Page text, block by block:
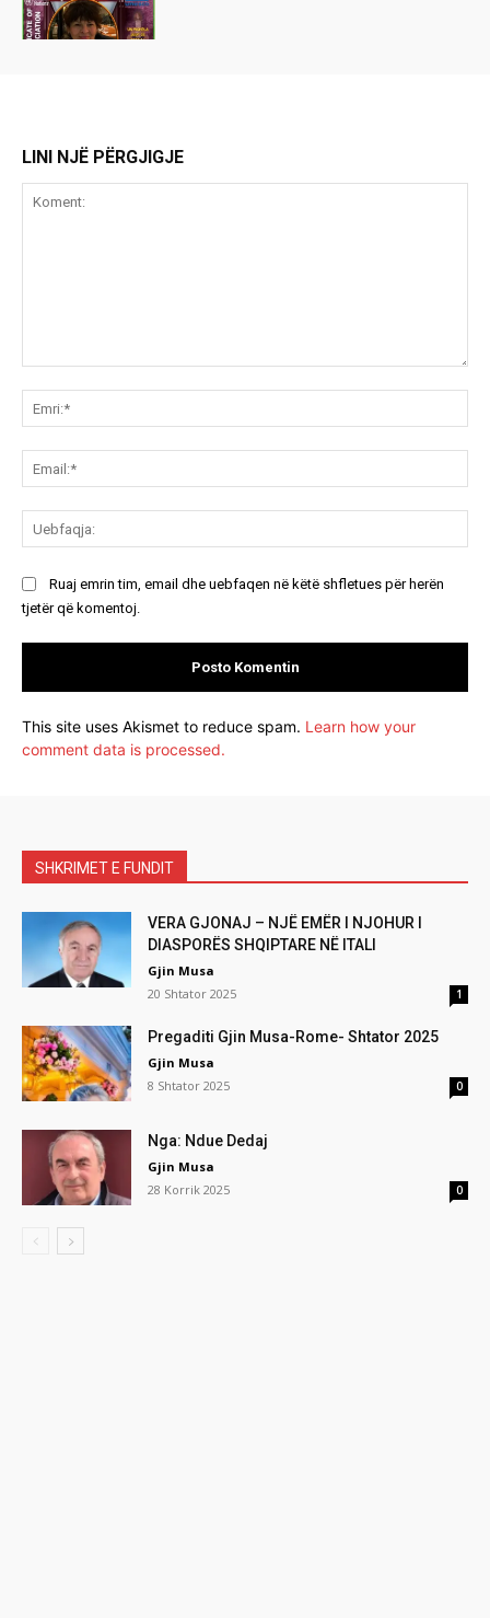
LINI NJË PËRGJIGJE
Ruaj emrin tim, email dhe uebfaqen në këtë shfletues për herën
tjetër që komentoj.
This site uses Akismet to reduce spam. Learn how your
comment data is processed.
SHKRIMET E FUNDIT
VERA GJONAJ – NJË EMËR I NJOHUR I
DIASPORËS SHQIPTARE NË ITALI
Gjin Musa
20 Shtator 2025
1
Pregaditi Gjin Musa-Rome- Shtator 2025
Gjin Musa
8 Shtator 2025
0
Nga: Ndue Dedaj
Gjin Musa
28 Korrik 2025
0